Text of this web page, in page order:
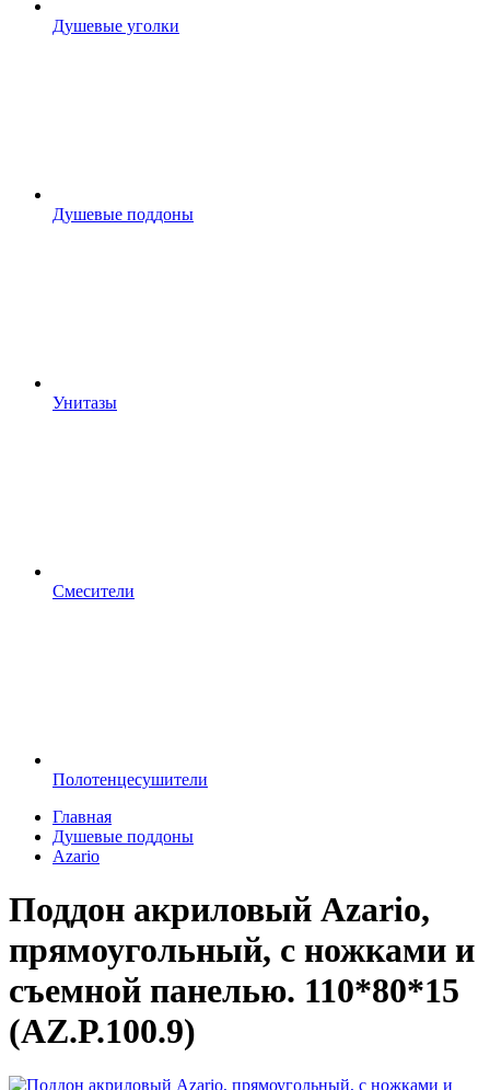
Душевые уголки
Душевые поддоны
Унитазы
Смесители
Полотенцесушители
Главная
Душевые поддоны
Azario
Поддон акриловый Azario,
прямоугольный, с ножками и
съемной панелью. 110*80*15
(AZ.P.100.9)